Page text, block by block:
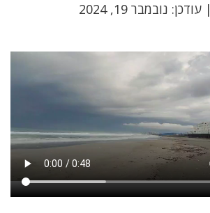
| עודכן: נובמבר 19, 2024